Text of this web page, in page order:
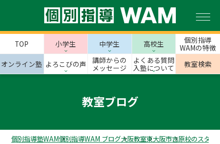
TOP 小学生 中学生 高校生
個別指導
WAMの特徴
オンライン塾 よろこびの声
講師からの
メッセージ
よくある質問
入塾について
教室検索
教室ブログ
個別指導塾WAM個別指導WAM ブログ大阪教室東大阪市吉原校のスタッ